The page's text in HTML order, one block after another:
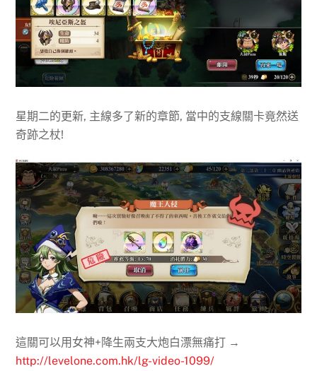
星期二的更新, 主線多了新的章節, 當中的支線關卡竟然送
奇跡之杖!
這關可以用女神+降生兩支大炮白漂無痛打 →
http://levelone.com.hk/lg-video-1099/